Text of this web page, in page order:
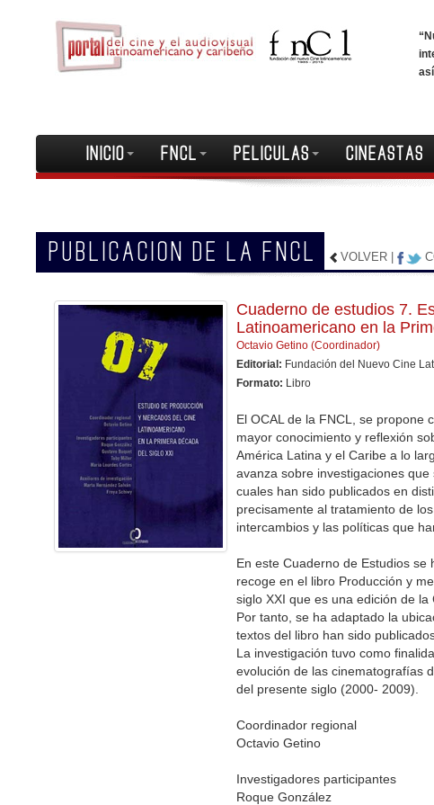
INICIO FNCL PELICULAS CINEASTAS
PUBLICACION DE LA FNCL VOLVER
Cuaderno de estudios 7.
Latinoamericano en la
Octavio Getino (Coordinador)
Editorial: Fundación del Nuevo Cine
Formato: Libro
El OCAL de la FNCL, se propone
mayor conocimiento y reflexión
América Latina y el Caribe a lo
avanza sobre investigaciones
cuales han sido publicados en
precisamente al tratamiento de
intercambios y las políticas que
En este Cuaderno de Estudios
recoge en el libro Producción y
siglo XXI que es una edición de la
Por tanto, se ha adaptado la
textos del libro han sido
La investigación tuvo como
evolución de las cinematografías
del presente siglo (2000- 2009).
Coordinador regional
Octavio Getino
Investigadores participantes
Roque González